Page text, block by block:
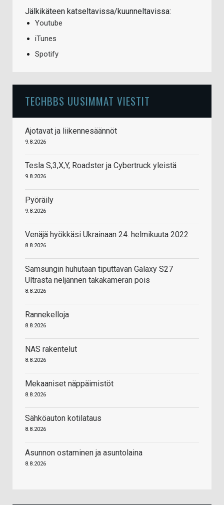
Jälkikäteen katseltavissa/kuunneltavissa:
Youtube
iTunes
Spotify
TECHBBS UUSIMMAT VIESTIT
Ajotavat ja liikennesäännöt
9.8.2026
Tesla S,3,X,Y, Roadster ja Cybertruck yleistä
9.8.2026
Pyöräily
9.8.2026
Venäjä hyökkäsi Ukrainaan 24. helmikuuta 2022
8.8.2026
Samsungin huhutaan tiputtavan Galaxy S27
Ultrasta neljännen takakameran pois
8.8.2026
Rannekelloja
8.8.2026
NAS rakentelut
8.8.2026
Mekaaniset näppäimistöt
8.8.2026
Sähköauton kotilataus
8.8.2026
Asunnon ostaminen ja asuntolaina
8.8.2026